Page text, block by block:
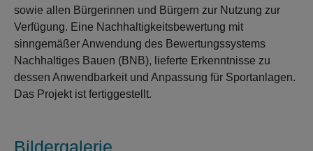
sowie allen Bürgerinnen und Bürgern zur Nutzung zur
Verfügung. Eine Nachhaltigkeitsbewertung mit
sinngemäßer Anwendung des Bewertungssystems
Nachhaltiges Bauen (BNB), lieferte Erkenntnisse zu
dessen Anwendbarkeit und Anpassung für Sportanlagen.
Das Projekt ist fertiggestellt.
Bildergalerie